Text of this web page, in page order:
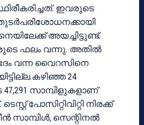
ഇവരുടെ
അയച്ചിട്ടുണ്ട്.
ഫലം വന്നു. അതില്‍
വന്ന വൈറസിനെ
24
47,291 സാമ്പിളുകളാണ്
പോസിറ്റിവിറ്റി നിരക്ക്
സാമ്പിള്‍, സെന്റിനല്‍